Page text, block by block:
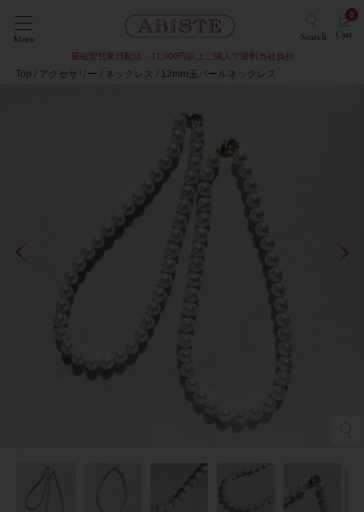
Menu Search Cart
0
最短翌営業日配送・11,000円以上ご購入で送料当社負担
Top アクセサリー ネックレス 12mm玉パールネックレス